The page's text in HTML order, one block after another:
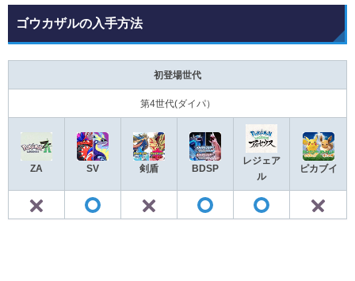
ゴウカザルの入手方法
初登場世代
第4世代(ダイパ）
ZA SV 剣盾 BDSP
レジェア
ル
ピカブイ